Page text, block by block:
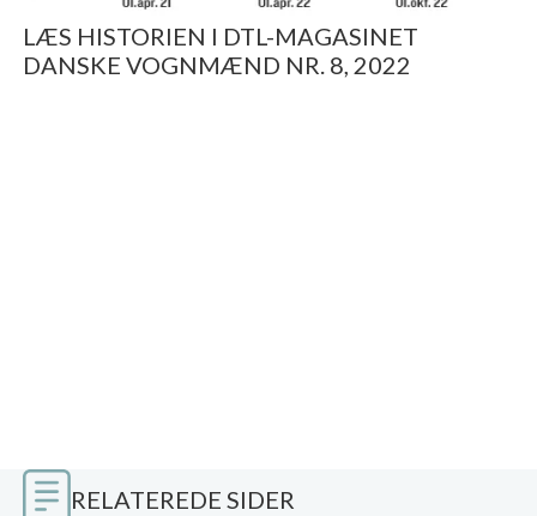
LÆS HISTORIEN I DTL-MAGASINET
DANSKE VOGNMÆND NR. 8, 2022
RELATEREDE SIDER